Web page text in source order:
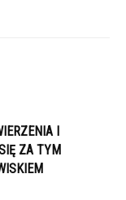
I
ZA TYM